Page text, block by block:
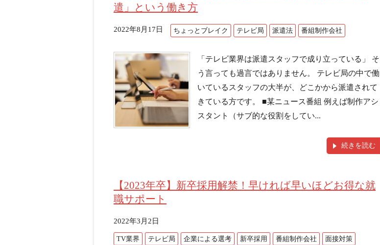
遣」という働き方
2022年8月17日 ちょっとブレイク テレビ局 派遣法 番組制作会社
「テレビ業界は派遣スタッフで成り立っている」 そ
う言っても過言ではありません。 テレビ局の中で働
いているスタッフの大半が、どこかから派遣されて
きている方です。 ■某ニュース番組 例えば制作アシ
スタント（サブ的な役割をしてい...
続きを読む
【2023年卒】新卒採用解禁！早ければ早いほどお得な就
職サポート
2022年3月2日
TV業界 テレビ局 企業による選考 新卒採用 番組制作会社 面接対策